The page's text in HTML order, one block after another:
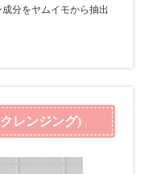
分をヤムイモから抽出
レンジング)